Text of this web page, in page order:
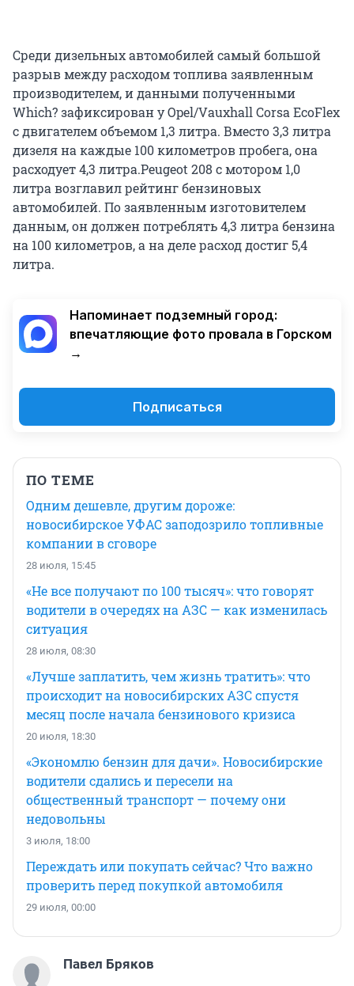
Среди дизельных автомобилей самый большой
разрыв между расходом топлива заявленным
производителем, и данными полученными
Which? зафиксирован у Opel/Vauxhall Corsa EcoFlex
с двигателем объемом 1,3 литра. Вместо 3,3 литра
дизеля на каждые 100 километров пробега, она
расходует 4,3 литра.Peugeot 208 с мотором 1,0
литра возглавил рейтинг бензиновых
автомобилей. По заявленным изготовителем
данным, он должен потреблять 4,3 литра бензина
на 100 километров, а на деле расход достиг 5,4
литра.
Напоминает подземный город:
впечатляющие фото провала в Горском
→
Подписаться
ПО ТЕМЕ
Одним дешевле, другим дороже:
новосибирское УФАС заподозрило топливные
компании в сговоре
28 июля, 15:45
«Не все получают по 100 тысяч»: что говорят
водители в очередях на АЗС — как изменилась
ситуация
28 июля, 08:30
«Лучше заплатить, чем жизнь тратить»: что
происходит на новосибирских АЗС спустя
месяц после начала бензинового кризиса
20 июля, 18:30
«Экономлю бензин для дачи». Новосибирские
водители сдались и пересели на
общественный транспорт — почему они
недовольны
3 июля, 18:00
Переждать или покупать сейчас? Что важно
проверить перед покупкой автомобиля
29 июля, 00:00
Павел Бряков